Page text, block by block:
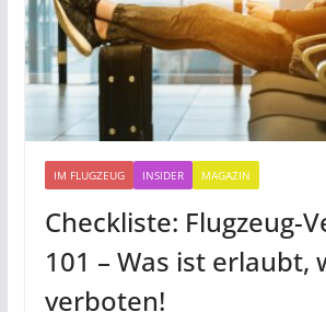
IM FLUGZEUG INSIDER MAGAZIN
Checkliste: Flugzeug-
101 – Was ist erlaubt,
verboten!